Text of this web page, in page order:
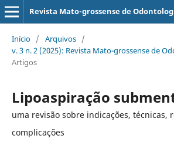
Revista Mato-grossense de
Início / Arquivos /
v. 3 n. 2 (2025): Revista Mato-grossense de
Artigos
Lipoaspiração
uma revisão sobre indicações, técnicas,
complicações